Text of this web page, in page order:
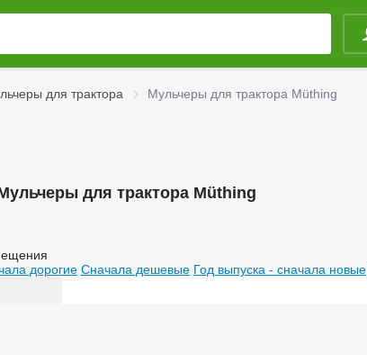
для трактора Мульчеры для трактора Müthing
для трактора Müthing
дорогие Сначала дешевые Год выпуска - сначала новые